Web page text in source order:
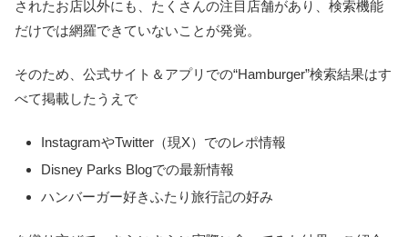
されたお店以外にも、たくさんの注目店舗があり、検索機能
だけでは網羅できていないことが発覚。
そのため、公式サイト＆アプリでの“Hamburger”検索結果はす
べて掲載したうえで
InstagramやTwitter（現X）でのレポ情報
Disney Parks Blogでの最新情報
ハンバーガー好きふたり旅行記の好み